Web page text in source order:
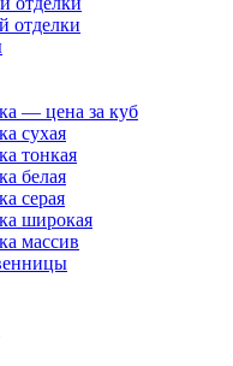
отделки
— цена за куб
сухая
тонкая
белая
серая
широкая
массив